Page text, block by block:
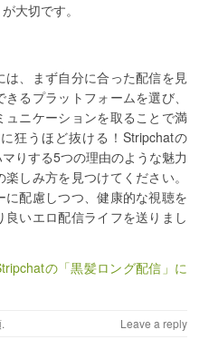
大切です。
、まず自分に合った配信を見
るプラットフォームを選び、
ニケーションを取ることで満
狂うほど抜ける！Stripchatの
りする5つの理由のような魅力
しみ方を見つけてください。
配慮しつつ、健康的な視聴を
いエロ配信ライフを送りまし
の「黒髪ロング配信」に
. Leave a reply